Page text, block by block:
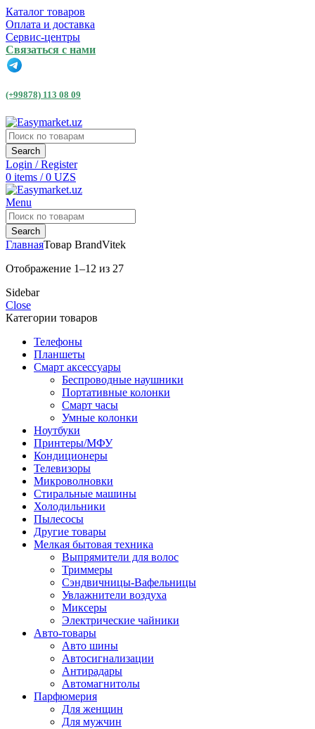
Каталог товаров
Оплата и доставка
Сервис-центры
Связаться с нами
(+99878) 113 08 09
Search
Login / Register
0 items / 0 UZS
Menu
Search
ГлавнаяТовар BrandVitek
Отображение 1–12 из 27
Sidebar
Close
Категории товаров
Телефоны
Планшеты
Смарт аксессуары
Беспроводные наушники
Портативные колонки
Смарт часы
Умные колонки
Ноутбуки
Принтеры/МФУ
Кондиционеры
Телевизоры
Микроволновки
Стиральные машины
Холодильники
Пылесосы
Другие товары
Мелкая бытовая техника
Выпрямители для волос
Триммеры
Сэндвичницы-Вафельницы
Увлажнители воздуха
Миксеры
Электрические чайники
Авто-товары
Авто шины
Автосигнализации
Антирадары
Автомагнитолы
Парфюмерия
Для женщин
Для мужчин